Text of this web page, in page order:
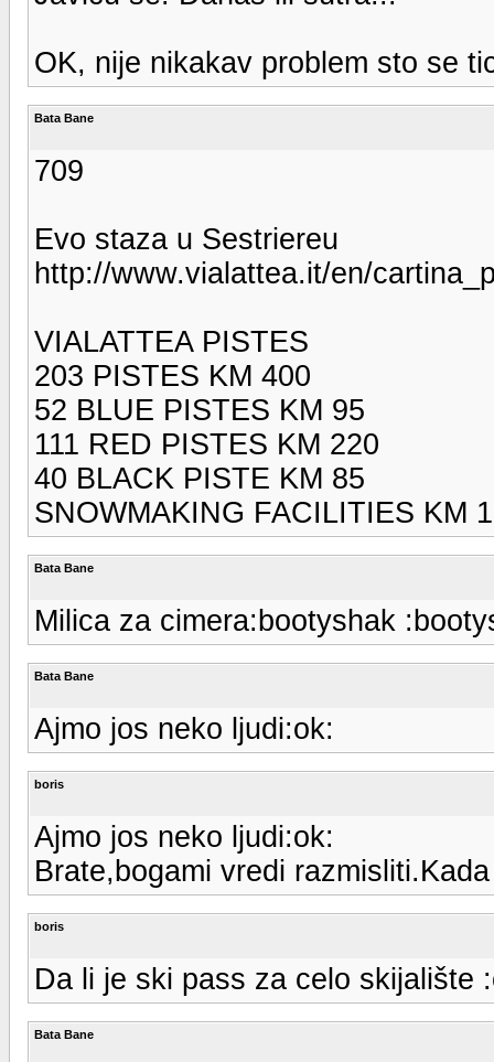
OK, nije nikakav problem sto se
Bata Bane
709
Evo staza u Sestriereu
http://www.vialattea.it/en/
VIALATTEA PISTES
203 PISTES KM 400
52 BLUE PISTES KM 95
111 RED PISTES KM 220
40 BLACK PISTE KM 85
SNOWMAKING FACILITIES KM
Bata Bane
Milica za cimera:bootyshak
Bata Bane
Ajmo jos neko ljudi:ok:
boris
Ajmo jos neko ljudi:ok:
Brate,bogami vredi
boris
Da li je ski pass za celo skijalište
Bata Bane